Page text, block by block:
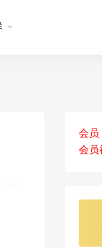
会员
会员